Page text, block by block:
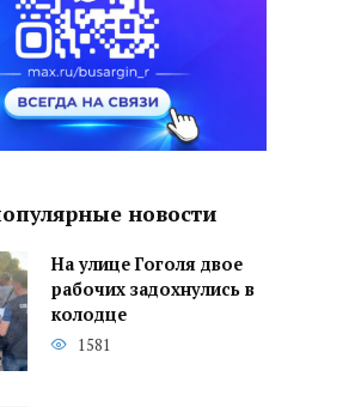
новости
На улице Гоголя двое
рабочих задохнулись в
колодце
1581